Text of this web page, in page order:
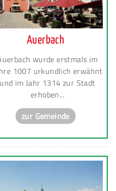
Auerbach
wurde erstmals im
1007 urkundlich erwähnt
und im Jahr 1314 zur Stadt
erhoben...
zur Gemeinde